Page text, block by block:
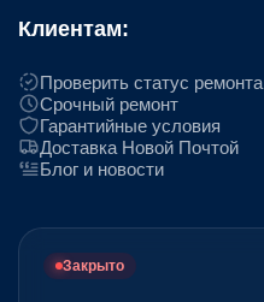
Клиентам:
Проверить статус ремонта
Срочный ремонт
Гарантийные условия
Доставка Новой Почтой
Блог и новости
Закрыто